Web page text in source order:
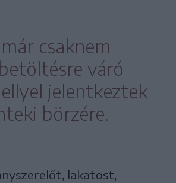
csaknem
váró
jelentkeztek
börzére.
lakatost,